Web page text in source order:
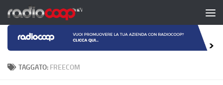
Salta al contenuto
TAGGATO: FREECOM